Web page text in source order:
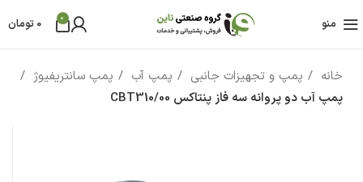
منو 0
0 تومان
خانه پمپ و تجهیزات جانبی پمپ آب
پمپ سانتریفیوژ
پمپ آب دو پروانه سه فاز پنتاکس CBT310/00